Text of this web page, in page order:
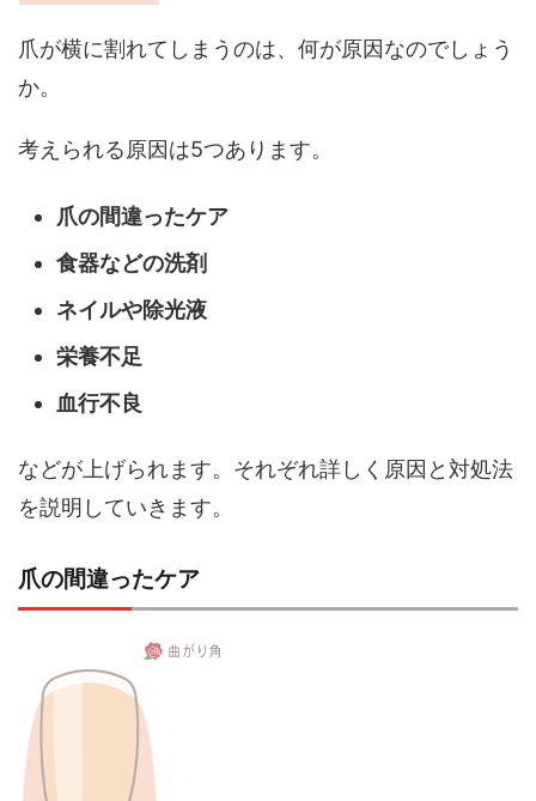
爪が横に割れてしまうのは、何が原因なのでしょう
か。
考えられる原因は5つあります。
爪の間違ったケア
食器などの洗剤
ネイルや除光液
栄養不足
血行不良
などが上げられます。それぞれ詳しく原因と対処法
を説明していきます。
爪の間違ったケア